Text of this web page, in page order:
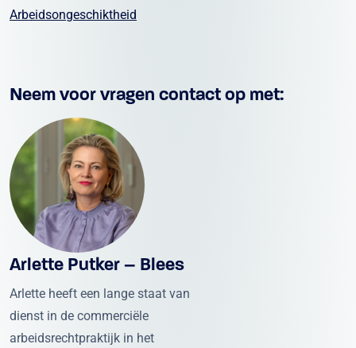
Arbeids­ongeschiktheid
Neem voor vragen contact op met:
Arlette Putker – Blees
Arlette heeft een lange staat van
dienst in de commerciële
arbeidsrechtpraktijk in het